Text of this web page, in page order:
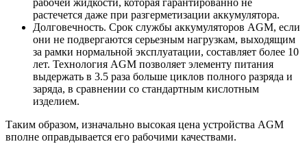
рабочей жидкости, которая гарантированно не
растечется даже при разгерметизации аккумулятора.
Долговечность. Срок службы аккумуляторов AGM, если
они не подвергаются серьезным нагрузкам, выходящим
за рамки нормальной эксплуатации, составляет более 10
лет. Технология AGM позволяет элементу питания
выдержать в 3.5 раза больше циклов полного разряда и
заряда, в сравнении со стандартным кислотным
изделием.
Таким образом, изначально высокая цена устройства AGM
вполне оправдывается его рабочими качествами.